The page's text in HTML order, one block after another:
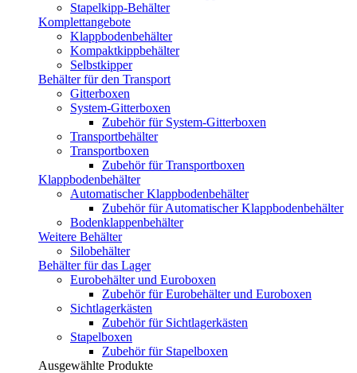
Stapelkipp-Behälter
Komplettangebote
Klappbodenbehälter
Kompaktkippbehälter
Selbstkipper
Behälter für den Transport
Gitterboxen
System-Gitterboxen
Zubehör für System-Gitterboxen
Transportbehälter
Transportboxen
Zubehör für Transportboxen
Klappbodenbehälter
Automatischer Klappbodenbehälter
Zubehör für Automatischer Klappbodenbehälter
Bodenklappenbehälter
Weitere Behälter
Silobehälter
Behälter für das Lager
Eurobehälter und Euroboxen
Zubehör für Eurobehälter und Euroboxen
Sichtlagerkästen
Zubehör für Sichtlagerkästen
Stapelboxen
Zubehör für Stapelboxen
Ausgewählte Produkte